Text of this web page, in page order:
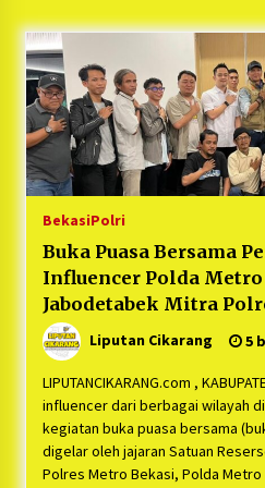
5 bulan ago
PNM Hadir
Aura Farming
Nasabah PNM
1 tahun ago
Duh Kacau
Fasilitas yang
Kartini
Bukit Berlian
1 tahun ago
PNM
Aman Sampai
1 tahun ago
Ketua Umum
BekasiPolri
Buka Puasa Bersama
Influencer Polda Metro
Jabodetabek Mitra
Liputan Cikarang 5
LIPUTANCIKARANG.com ,
influencer dari berbagai wilayah
kegiatan buka puasa bersama
digelar oleh jajaran Satuan
Polres Metro Bekasi, Polda Metro